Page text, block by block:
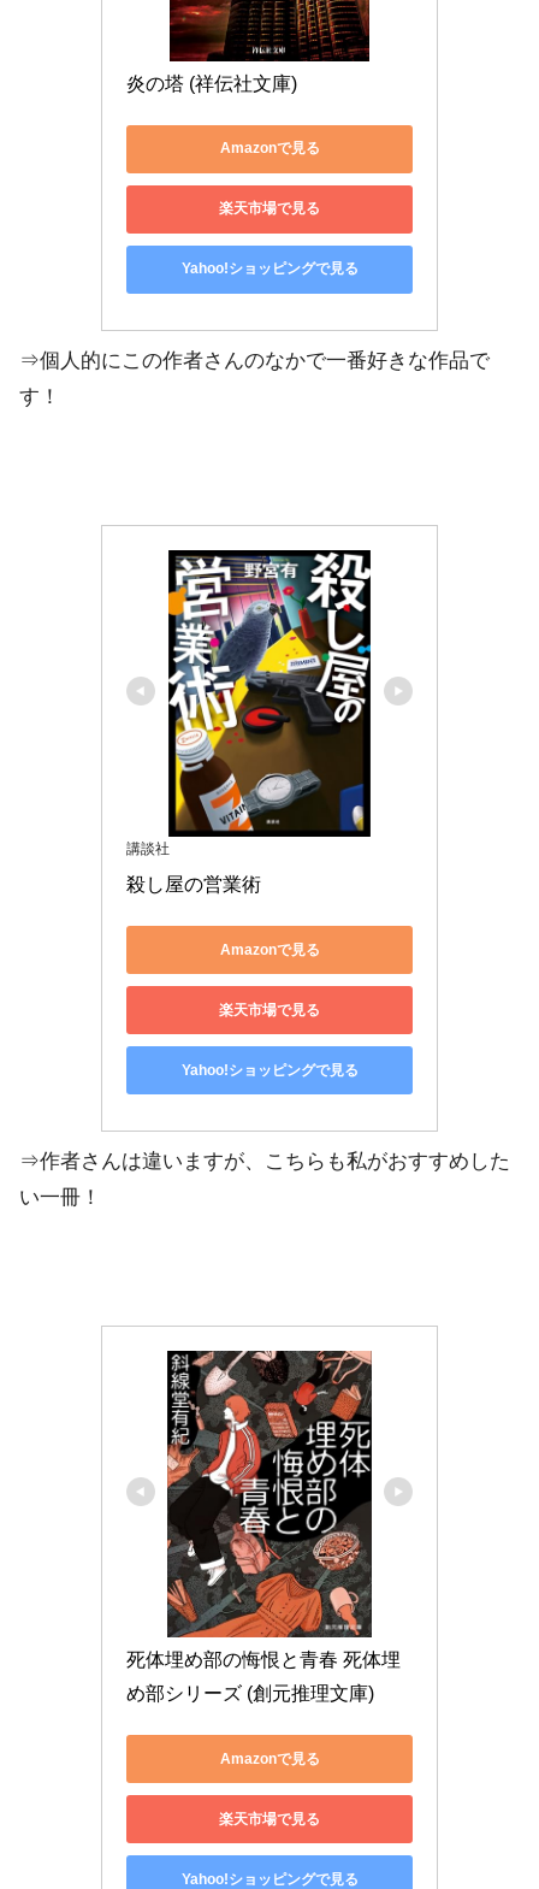
炎の塔 (祥伝社文庫)
Amazonで見る
楽天市場で見る
Yahoo!ショッピングで見る
⇒個人的にこの作者さんのなかで一番好きな作品で
す！
講談社
殺し屋の営業術
Amazonで見る
楽天市場で見る
Yahoo!ショッピングで見る
⇒作者さんは違いますが、こちらも私がおすすめした
い一冊！
死体埋め部の悔恨と青春 死体埋
め部シリーズ (創元推理文庫)
Amazonで見る
楽天市場で見る
Yahoo!ショッピングで見る